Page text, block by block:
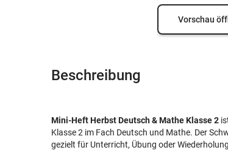
Vorschau
Beschreibung
Mini-Heft Herbst Deutsch & Mathe Klasse 2
Klasse 2 im Fach Deutsch und Mathe. Der
gezielt für Unterricht, Übung oder